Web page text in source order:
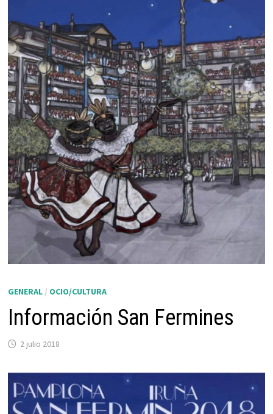
GENERAL/ OCIO/CULTURA
Información San Fermines
2 julio 2018